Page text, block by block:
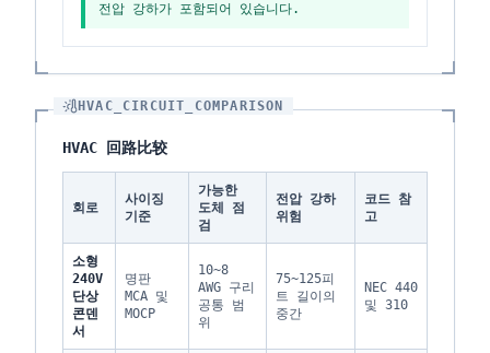
전압 강하가 포함되어 있습니다.
HVAC_CIRCUIT_COMPARISON
HVAC 回路比较
회로
사이징
기준
가능한
도체 점
검
전압 강하
위험
코드 참
고
소형
240V
단상
콘덴
서
명판
MCA 및
MOCP
10~8
AWG 구리
공통 범
위
75~125피
트 길이의
중간
NEC 440
및 310